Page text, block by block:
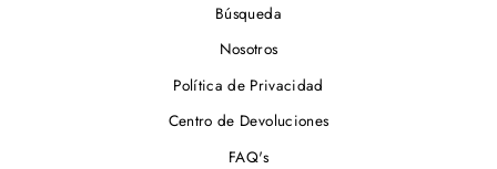
Búsqueda
Nosotros
Política de Privacidad
Centro de Devoluciones
FAQ's